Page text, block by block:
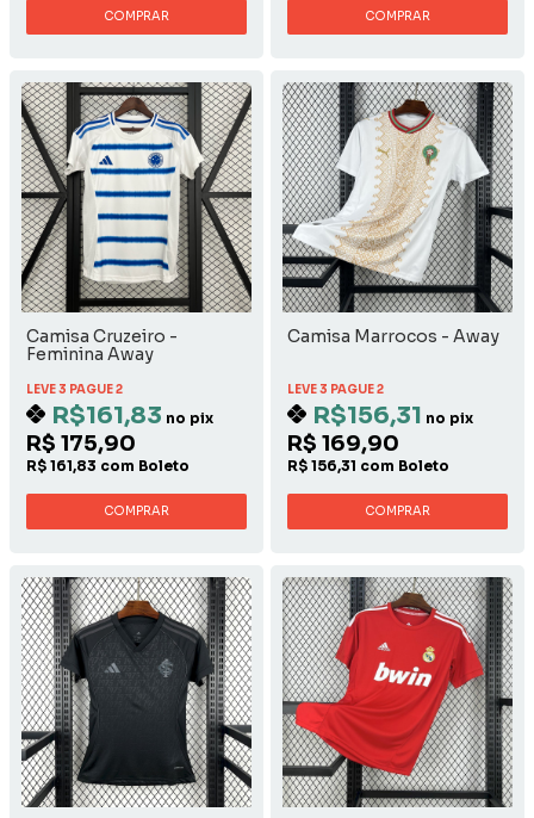
COMPRAR COMPRAR
Camisa Cruzeiro -
Feminina Away
LEVE 3 PAGUE 2
R$161,83 no pix
R$ 175,90
R$ 161,83 com Boleto
COMPRAR
Camisa Marrocos - Away
LEVE 3 PAGUE 2
R$156,31 no pix
R$ 169,90
R$ 156,31 com Boleto
COMPRAR